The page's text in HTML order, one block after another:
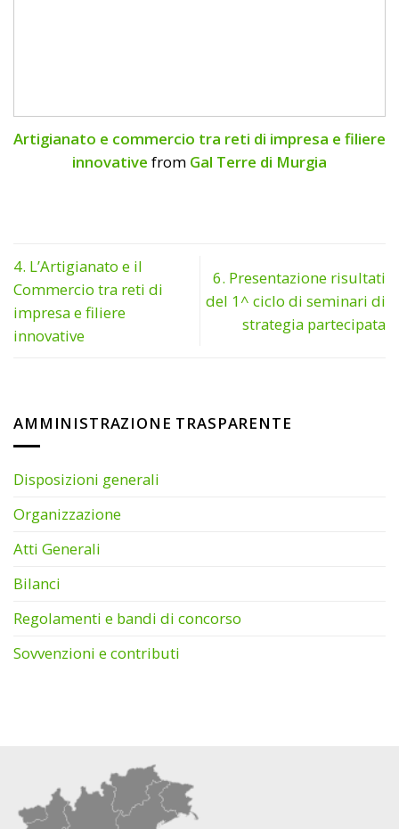
AMMINISTRAZIONE TRASPARENTE
Disposizioni generali
Organizzazione
Atti Generali
Bilanci
Regolamenti e bandi di concorso
Sovvenzioni e contributi
Artigianato e commercio tra reti di impresa e filiere
innovative from Gal Terre di Murgia
4. L’Artigianato e il
Commercio tra reti di
impresa e filiere
innovative
6. Presentazione risultati
del 1^ ciclo di seminari di
strategia partecipata